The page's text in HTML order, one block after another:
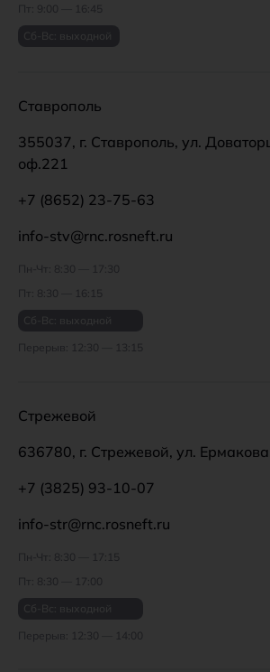
Пт: 9:00 — 16:45
Сб-Вс: выходной
Ставрополь
355037, г. Ставрополь, ул.
оф.221
+7 (8652) 23-75-63
info-stv@rnc.rosneft.ru
Пн-Чт: 8:30 — 17:30
Пт: 8:30 — 16:15
Сб-Вс: выходной
Перерыв: 12:30 — 13:15
Стрежевой
636780, г. Стрежевой, ул.
+7 (3825) 93-10-07
info-str@rnc.rosneft.ru
Пн-Чт: 8:30 — 17:15
Пт: 8:30 — 17:00
Сб-Вс: выходной
Перерыв: 12:30 — 14:00